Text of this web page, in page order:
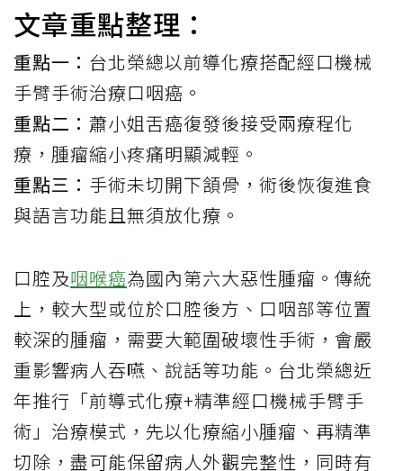
文章重點整理：
重點一： 台北榮總以前導化療搭配經口機械
手臂手術治療口咽癌。
重點二： 蕭小姐舌癌復發後接受兩療程化
療，腫瘤縮小疼痛明顯減輕。
重點三： 手術未切開下頷骨，術後恢復進食
與語言功能且無須放化療。
口腔及咽喉癌為國內第六大惡性腫瘤。傳統
上，較大型或位於口腔後方、口咽部等位置
較深的腫瘤，需要大範圍破壞性手術，會嚴
重影響病人吞嚥、說話等功能。台北榮總近
年推行「前導式化療+精準經口機械手臂手
術」治療模式，先以化療縮小腫瘤、再精準
切除，盡可能保留病人外觀完整性，同時有